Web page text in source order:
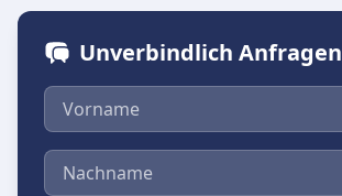
Unverbindlich Anfragen
Vorname
Nachname